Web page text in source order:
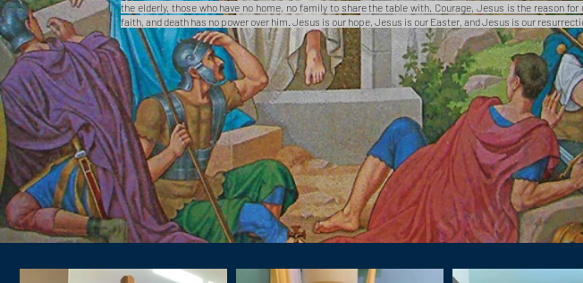
the elderly, those who have no home, no family to share the table with. Courage, Jesus is the reason for
faith, and death has no power over him. Jesus is our hope, Jesus is our Easter, and Jesus is our